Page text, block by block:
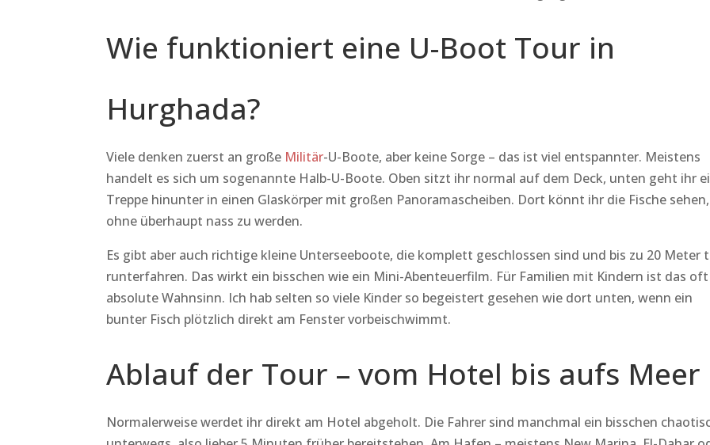
Wie funktioniert eine U-Boot Tour in
Hurghada?
Viele denken zuerst an große Militär-U-Boote, aber keine Sorge – das ist viel entspannter. Meistens
handelt es sich um sogenannte Halb-U-Boote. Oben sitzt ihr normal auf dem Deck, unten geht ihr
Treppe hinunter in einen Glaskörper mit großen Panoramascheiben. Dort könnt ihr die Fische sehen,
ohne überhaupt nass zu werden.
Es gibt aber auch richtige kleine Unterseeboote, die komplett geschlossen sind und bis zu 20 Meter
runterfahren. Das wirkt ein bisschen wie ein Mini-Abenteuerfilm. Für Familien mit Kindern ist das
absolute Wahnsinn. Ich hab selten so viele Kinder so begeistert gesehen wie dort unten, wenn ein
bunter Fisch plötzlich direkt am Fenster vorbeischwimmt.
Ablauf der Tour – vom Hotel bis aufs Meer
Normalerweise werdet ihr direkt am Hotel abgeholt. Die Fahrer sind manchmal ein bisschen